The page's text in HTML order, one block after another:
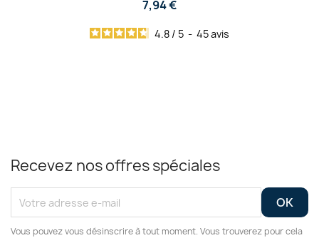
7,94 €
4.8 / 5 - 45avis
Recevez nos offres spéciales
Vous pouvez vous désinscrire à tout moment. Vous trouverez pour cela